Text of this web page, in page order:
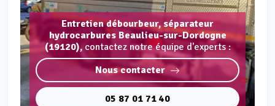
Entretien débourbeur, séparateur
hydrocarbures Beaulieu-sur-Dordogne
(19120), contactez notre équipe d'experts :
Nous contacter
05 87 01 71 40